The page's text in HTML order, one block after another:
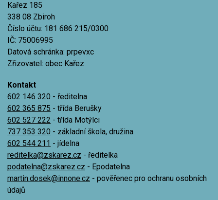
Kařez 185
338 08 Zbiroh
Číslo účtu: 181 686 215/0300
IČ: 75006995
Datová schránka: prpevxc
Zřizovatel: obec Kařez
Kontakt
602 146 320 - ředitelna
602 365 875 - třída Berušky
602 527 222 - třída Motýlci
737 353 320 - základní škola, družina
602 544 211 - jídelna
reditelka@zskarez.cz - ředitelka
podatelna@zskarez.cz - Epodatelna
martin.dosek@innone.cz - pověřenec pro ochranu osobních
údajů